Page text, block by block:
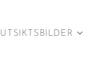
UTSIKTSBILDER